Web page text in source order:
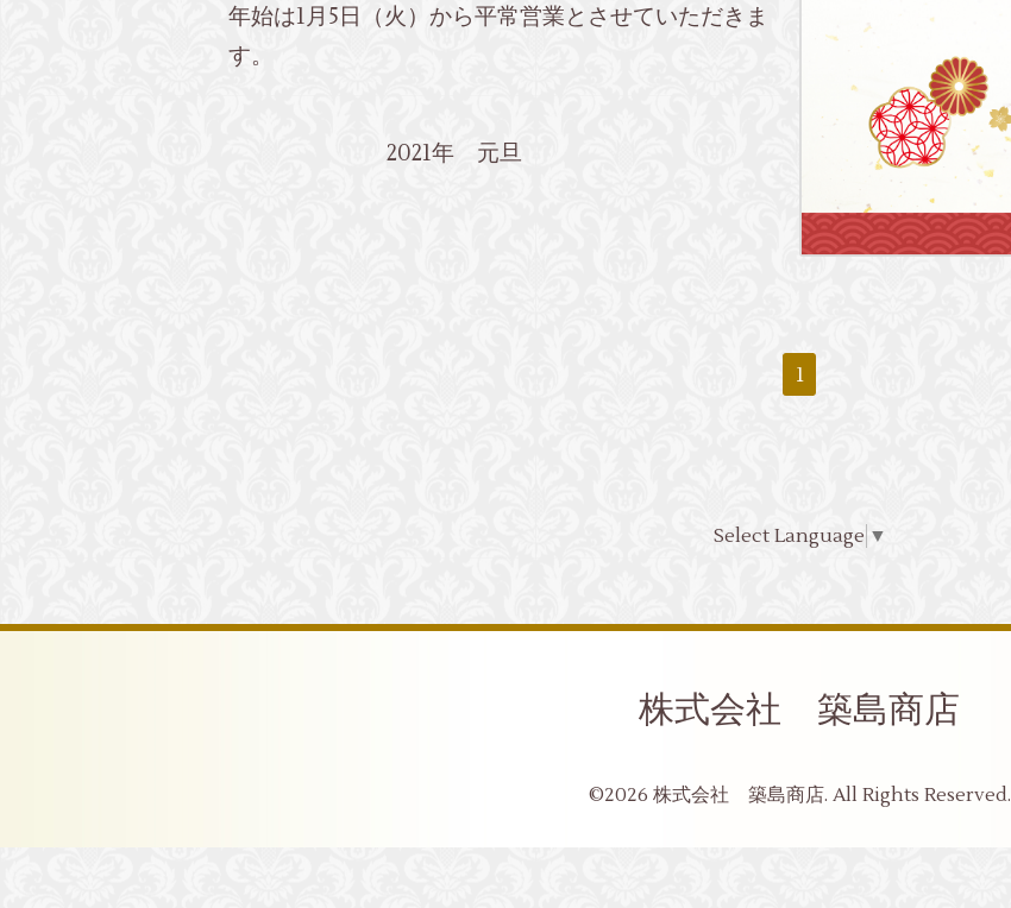
年始は1月5日（火）から平常営業とさせていただきま
す。
2021年 元旦
1
Select Language ▼
株式会社 築島商店
©2026 株式会社 築島商店. All Rights Reserved.